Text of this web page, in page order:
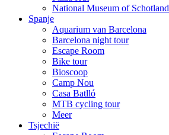
National Museum of Schotland
Spanje
Aquarium van Barcelona
Barcelona night tour
Escape Room
Bike tour
Bioscoop
Camp Nou
Casa Batlló
MTB cycling tour
Meer
Tsjechië